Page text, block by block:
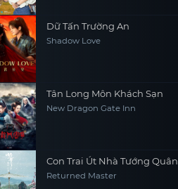
Dữ Tấn Trường An
Shadow Love
Tân Long Môn Khách Sạn
New Dragon Gate Inn
Con Trai Út Nhà Tướng Quân
Returned Master